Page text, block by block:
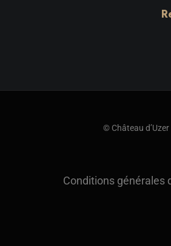
© Château d’Uzer
Conditions générales